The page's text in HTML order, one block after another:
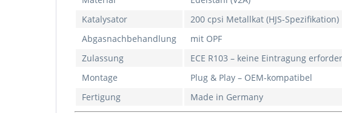
Katalysator
200 cpsi Metallkat (HJS-Spezifikation)
Abgasnachbehandlung
mit OPF
Zulassung
ECE R103 – keine Eintragung
Montage
Plug & Play – OEM-kompatibel
Fertigung
Made in Germany